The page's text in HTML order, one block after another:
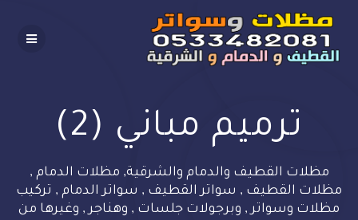
to
content
ترميم مباني (2)
مظلات القطيف والدمام والشرقية, مظلات الدمام ,
مظلات القطيف , سواتر القطيف , سواتر الدمام , تركيب
مظلات وسواتر , وبرجولات جلسات , وهناجر , وغيرها من